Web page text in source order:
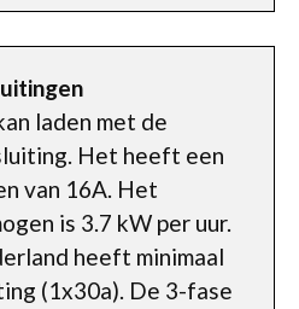
laden met de
Het heeft een
van 16A. Het
is 3.7 kW per uur.
heeft minimaal
(1x30a). De 3-fase